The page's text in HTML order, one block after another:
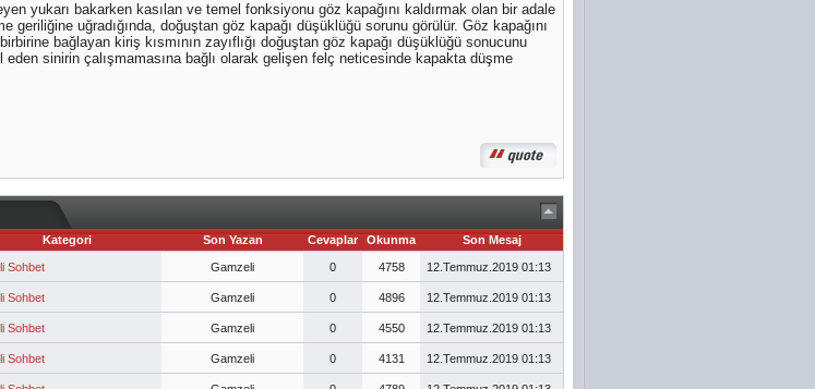
yukarı bakarken kasılan ve temel fonksiyonu göz kapağını kaldırmak olan bir adale
uğradığında, doğuştan göz kapağı düşüklüğü sorunu görülür. Göz kapağını
bağlayan kiriş kısmının zayıflığı doğuştan göz kapağı düşüklüğü sonucunu
sinirin çalışmamasına bağlı olarak gelişen felç neticesinde kapakta düşme
Kategori Son Yazan Cevaplar Okunma Son Mesaj
Sohbet Gamzeli 0 4758 12.Temmuz.2019 01:13
Sohbet Gamzeli 0 4896 12.Temmuz.2019 01:13
Sohbet Gamzeli 0 4550 12.Temmuz.2019 01:13
Sohbet Gamzeli 0 4131 12.Temmuz.2019 01:13